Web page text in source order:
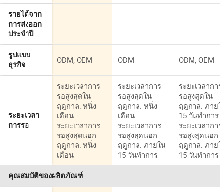
รายได้จาก
การส่งออก
ประจำปี
- - -
รูปแบบ
ธุรกิจ
ODM, OEM ODM ODM, OEM
ระยะเวลา
การรอ
ระยะเวลาการ
รอสูงสุดใน
ฤดูกาล: หนึ่ง
เดือน
ระยะเวลาการ
รอสูงสุดนอก
ฤดูกาล: หนึ่ง
เดือน
ระยะเวลาการ
รอสูงสุดใน
ฤดูกาล: หนึ่ง
เดือน
ระยะเวลาการ
รอสูงสุดนอก
ฤดูกาล: ภายใน
15 วันทำการ
ระยะเวลากา
รอสูงสุดใน
ฤดูกาล: ภาย
15 วันทำการ
ระยะเวลากา
รอสูงสุดนอก
ฤดูกาล: ภาย
15 วันทำการ
คุณสมบัติของผลิตภัณฑ์